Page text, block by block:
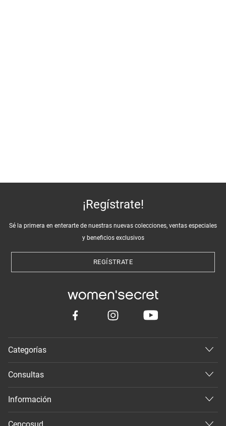
¡Regístrate!
Sé la primera en enterarte de nuestras nuevas colecciones, ventas especiales
y beneficios exclusivos
REGÍSTRATE
Categorías
Consultas
Información
Cencosud